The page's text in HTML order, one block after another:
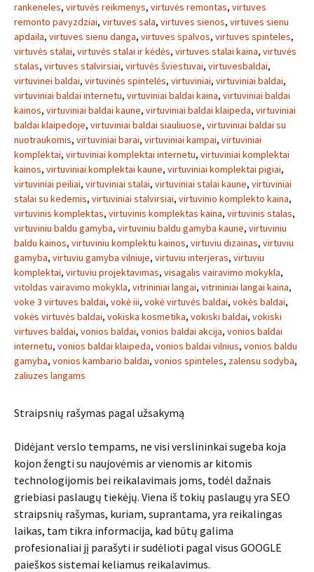
rankeneles, virtuvės reikmenys, virtuvės remontas, virtuves
remonto pavyzdziai, virtuves sala, virtuves sienos, virtuves sienu
apdaila, virtuves sienu danga, virtuves spalvos, virtuves spinteles,
virtuvės stalai, virtuvės stalai ir kėdės, virtuves stalai kaina, virtuvės
stalas, virtuves stalvirsiai, virtuvės šviestuvai, virtuvesbaldai,
virtuvinei baldai, virtuvinės spintelės, virtuviniai, virtuviniai baldai,
virtuviniai baldai internetu, virtuviniai baldai kaina, virtuviniai baldai
kainos, virtuviniai baldai kaune, virtuviniai baldai klaipeda, virtuviniai
baldai klaipedoje, virtuviniai baldai siauliuose, virtuviniai baldai su
nuotraukomis, virtuviniai barai, virtuviniai kampai, virtuviniai
komplektai, virtuviniai komplektai internetu, virtuviniai komplektai
kainos, virtuviniai komplektai kaune, virtuviniai komplektai pigiai,
virtuviniai peiliai, virtuviniai stalai, virtuviniai stalai kaune, virtuviniai
stalai su kedemis, virtuviniai stalvirsiai, virtuvinio komplekto kaina,
virtuvinis komplektas, virtuvinis komplektas kaina, virtuvinis stalas,
virtuviniu baldu gamyba, virtuviniu baldu gamyba kaune, virtuviniu
baldu kainos, virtuviniu komplektu kainos, virtuviu dizainas, virtuviu
gamyba, virtuviu gamyba vilniuje, virtuviu interjeras, virtuviu
komplektai, virtuviu projektavimas, visagalis vairavimo mokykla,
vitoldas vairavimo mokykla, vitrininiai langai, vitrininiai langai kaina,
voke 3 virtuves baldai, vokė iii, vokė virtuvės baldai, vokės baldai,
vokės virtuvės baldai, vokiska kosmetika, vokiski baldai, vokiski
virtuves baldai, vonios baldai, vonios baldai akcija, vonios baldai
internetu, vonios baldai klaipeda, vonios baldai vilnius, vonios baldu
gamyba, vonios kambario baldai, vonios spinteles, zalensu sodyba,
zaliuzes langams
Straipsnių rašymas pagal užsakymą
Didėjant verslo tempams, ne visi verslininkai sugeba koja
kojon žengti su naujovėmis ar vienomis ar kitomis
technologijomis bei reikalavimais joms, todėl dažnais
griebiasi paslaugų tiekėjų. Viena iš tokių paslaugų yra SEO
straipsnių rašymas, kuriam, suprantama, yra reikalingas
laikas, tam tikra informacija, kad būtų galima
profesionaliai jį parašyti ir sudėlioti pagal visus GOOGLE
paieškos sistemai keliamus reikalavimus.